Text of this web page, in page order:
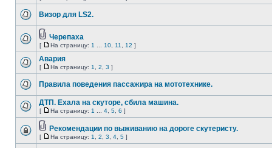
Визор для LS2.
Черепаха
[ На страницу: 1 10 11 12 ]
Авария
[ На страницу: 1 2 3 ]
Правила поведения пассажира на мототехнике.
ДТП. Ехала на скуторе, сбила машина.
[ На страницу: 1 4 5 6 ]
Рекомендации по выживанию на дороге скутеристу.
[ На страницу: 1 2 3 4 5 ]